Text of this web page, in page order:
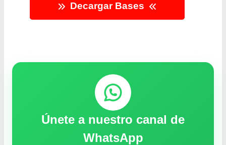
Decargar Bases
Únete a nuestro canal de
WhatsApp